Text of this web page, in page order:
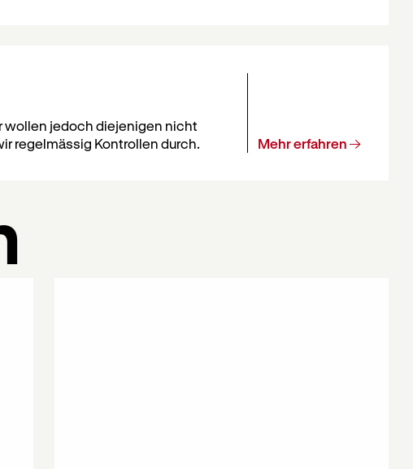
wollen jedoch diejenigen nicht
regelmässig Kontrollen durch.
Mehr erfahren